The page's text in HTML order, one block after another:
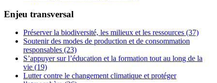
Enjeu transversal
Préserver la biodiversité, les milieux et les ressources (37)
Soutenir des modes de production et de consommation
responsables (23)
S’appuyer sur l’éducation et la formation tout au long de la
vie (19)
Lutter contre le changement climatique et protéger